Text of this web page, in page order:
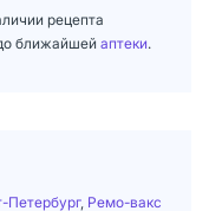
рецепта
ближайшей аптеки.
Петербург, Ремо-вакс